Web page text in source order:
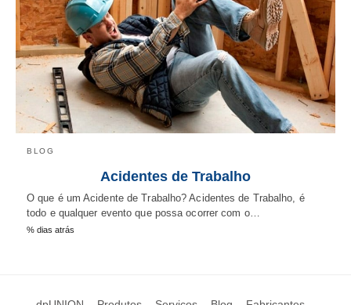
BLOG
Acidentes de Trabalho
O que é um Acidente de Trabalho? Acidentes de Trabalho, é
todo e qualquer evento que possa ocorrer com o…
% dias atrás